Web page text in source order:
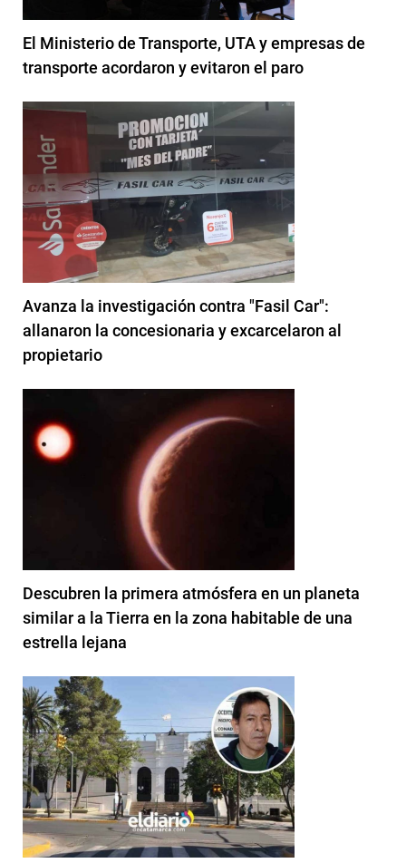
El Ministerio de Transporte, UTA y empresas de
transporte acordaron y evitaron el paro
Avanza la investigación contra "Fasil Car":
allanaron la concesionaria y excarcelaron al
propietario
Descubren la primera atmósfera en un planeta
similar a la Tierra en la zona habitable de una
estrella lejana